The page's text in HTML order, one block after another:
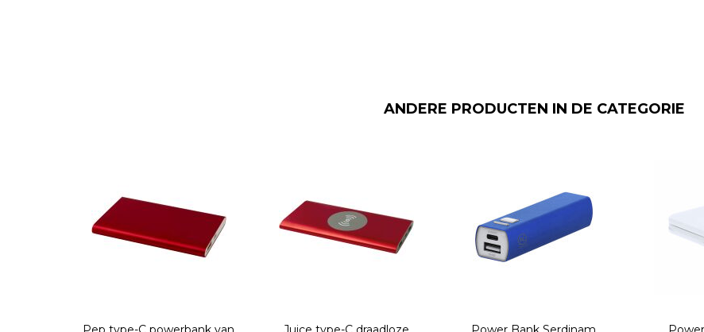
ANDERE PRODUCTEN IN DE CATEGORIE